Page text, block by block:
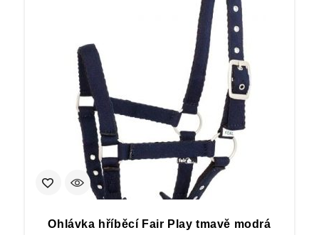
Ohlávka hříběcí Fair Play tmavě modrá